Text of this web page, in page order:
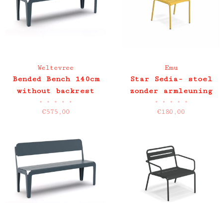
Weltevree
Bended Bench 140cm
without backrest
• • • • •
€575,00
Emu
Star Sedia- stoel
zonder armleuning
• • • • •
€180,00